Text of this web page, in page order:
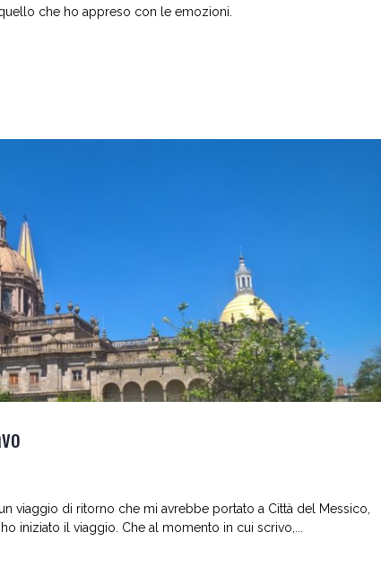
di
che ho appreso con le emozioni.
viaggio di ritorno che mi avrebbe portato a Città del Messico,
iniziato il viaggio. Che al momento in cui scrivo,...